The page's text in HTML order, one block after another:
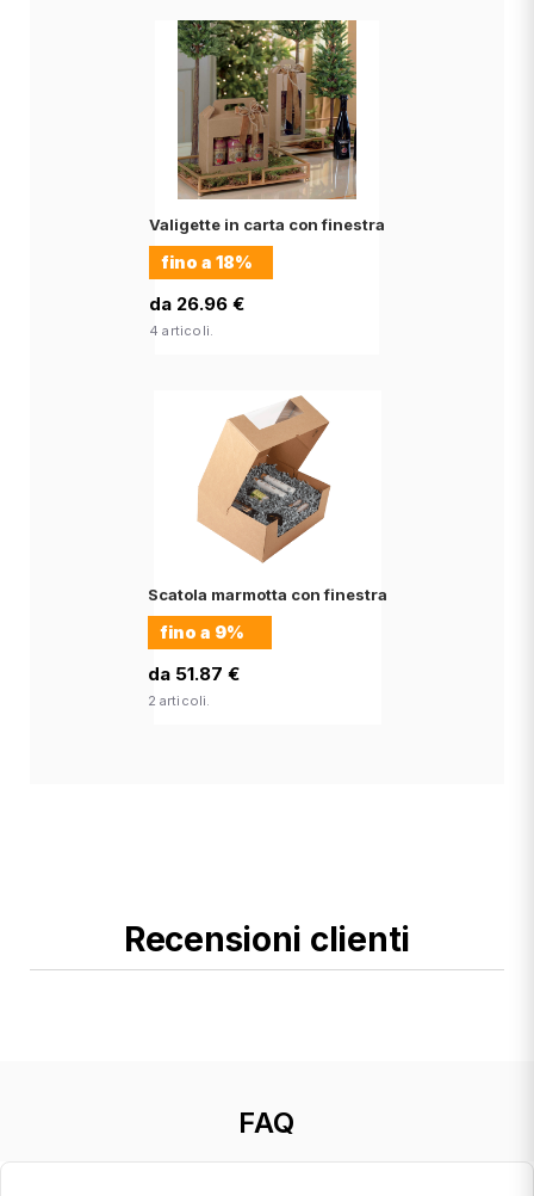
Valigette in carta con finestra
fino a 18%
da 26.96 €
4 articoli.
Scatola marmotta con finestra
fino a 9%
da 51.87 €
2 articoli.
Recensioni clienti
FAQ